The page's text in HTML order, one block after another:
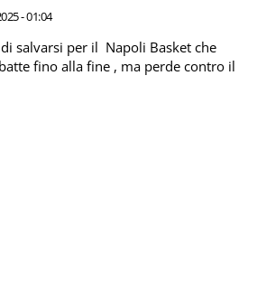
- 01:04
salvarsi per il Napoli Basket che
fino alla fine , ma perde contro il